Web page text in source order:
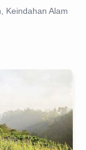
Keindahan Alam